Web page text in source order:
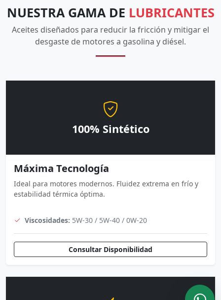
NUESTRA GAMA DE LUBRICANTES
Aceites diseñados para reducir la fricción y mitigar el
desgaste de motores a gasolina y diésel.
100% Sintético
Máxima Tecnología
Ideal para motores modernos. Fluidez extrema en frío y
estabilidad térmica óptima.
Viscosidades: 5W-30 / 5W-40 / 0W-20
Consultar Disponibilidad